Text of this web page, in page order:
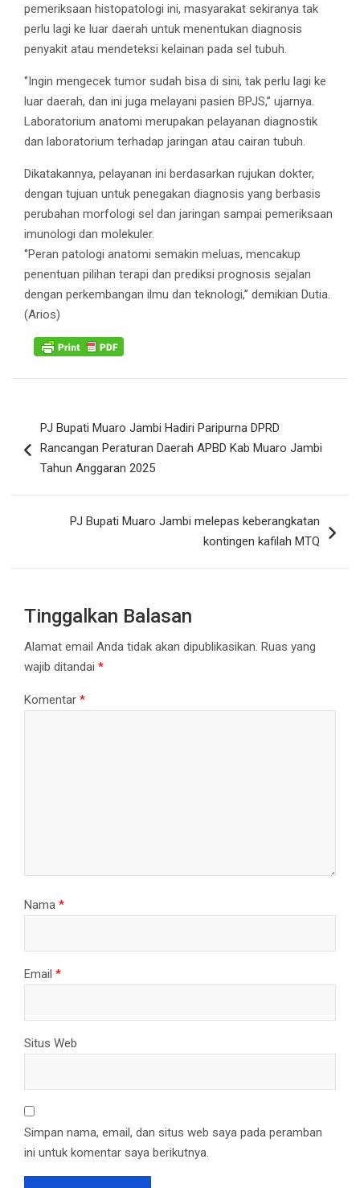
pemeriksaan histopatologi ini, masyarakat sekiranya tak
perlu lagi ke luar daerah untuk menentukan diagnosis
penyakit atau mendeteksi kelainan pada sel tubuh.
‘’Ingin mengecek tumor sudah bisa di sini, tak perlu lagi ke
luar daerah, dan ini juga melayani pasien BPJS,’’ ujarnya.
Laboratorium anatomi merupakan pelayanan diagnostik
dan laboratorium terhadap jaringan atau cairan tubuh.
Dikatakannya, pelayanan ini berdasarkan rujukan dokter,
dengan tujuan untuk penegakan diagnosis yang berbasis
perubahan morfologi sel dan jaringan sampai pemeriksaan
imunologi dan molekuler.
‘’Peran patologi anatomi semakin meluas, mencakup
penentuan pilihan terapi dan prediksi prognosis sejalan
dengan perkembangan ilmu dan teknologi,’’ demikian Dutia.
(Arios)
posPJ Bupati Muaro Jambi Hadiri Paripurna DPRD
Rancangan Peraturan Daerah APBD Kab Muaro Jambi
Tahun Anggaran 2025
PJ Bupati Muaro Jambi melepas keberangkatan
kontingen kafilah MTQ
Tinggalkan Balasan
Alamat email Anda tidak akan dipublikasikan. Ruas yang
wajib ditandai *
Komentar *
Nama *
Email *
Situs Web
Simpan nama, email, dan situs web saya pada peramban
ini untuk komentar saya berikutnya.